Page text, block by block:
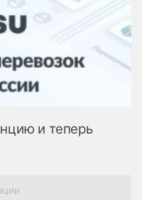
и теперь